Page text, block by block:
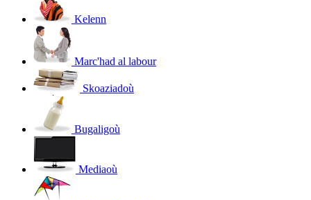
Kelenn
Marc'had al labour
Skoaziadoù
Bugaligoù
Mediaoù